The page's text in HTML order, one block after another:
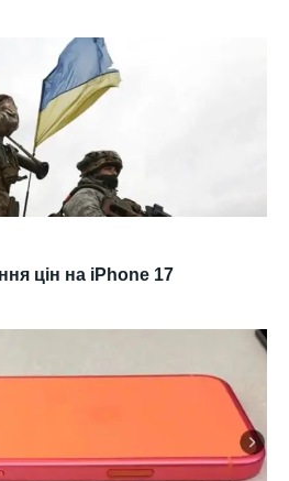
цін на iPhone 17